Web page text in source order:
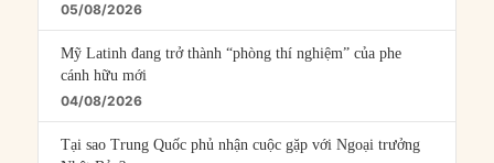
05/08/2026
Mỹ Latinh đang trở thành “phòng thí nghiệm” của phe
cánh hữu mới
04/08/2026
Tại sao Trung Quốc phủ nhận cuộc gặp với Ngoại trưởng